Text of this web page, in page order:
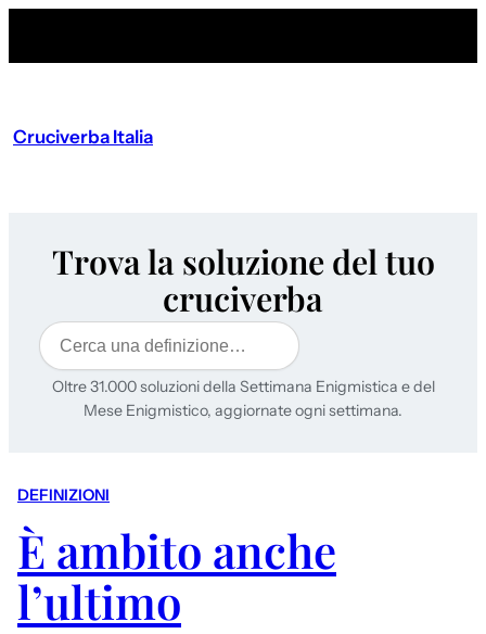
Cruciverba Italia
Trova la soluzione del tuo
cruciverba
Cerca
Oltre 31.000 soluzioni della Settimana Enigmistica e del
Mese Enigmistico, aggiornate ogni settimana.
DEFINIZIONI
È ambito anche
l’ultimo